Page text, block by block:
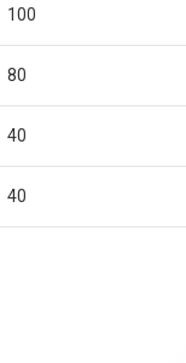
100
80
40
40